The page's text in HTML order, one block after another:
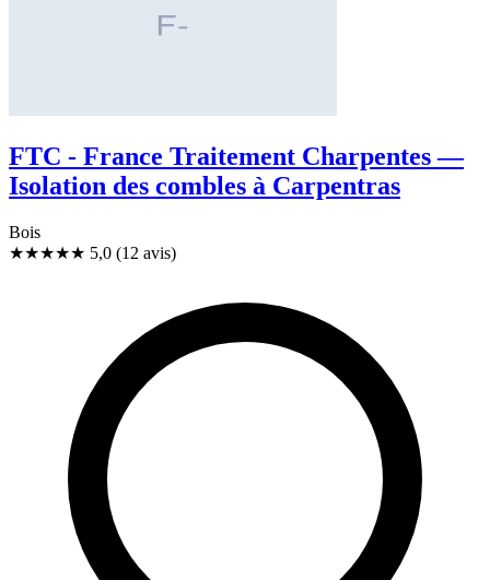
FTC - France Traitement Charpentes —
Isolation des combles à Carpentras
Bois
★★★★★ 5,0 (12 avis)